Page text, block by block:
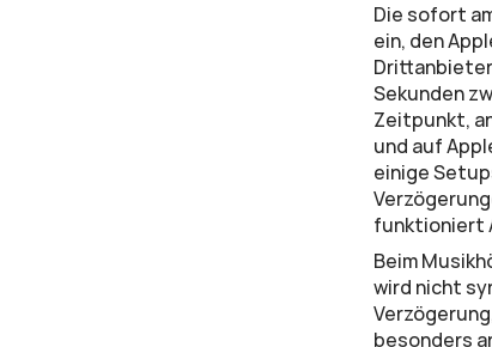
Die sofort
ein, den
Sekunden
Zeitpunkt,
und auf
einige
funktioniert
Beim
wird nicht
besonders